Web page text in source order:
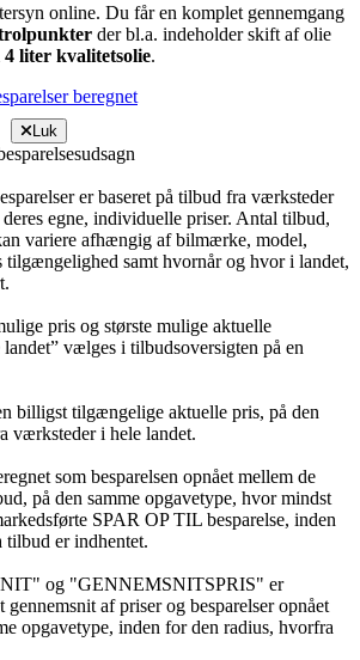
online. Du får en komplet gennemgang
der bl.a. indeholder skift af olie
4 liter kvalitetsolie.
beregnet
Luk
er baseret på tilbud fra værksteder
egne, individuelle priser. Antal tilbud,
variere afhængig af bilmærke, model,
tilgængelighed samt hvornår og hvor i landet,
pris og største mulige aktuelle
landet” vælges i tilbudsoversigten på en
billigst tilgængelige aktuelle pris, på den
værksteder i hele landet.
som besparelsen opnået mellem de
på den samme opgavetype, hvor mindst
SPAR OP TIL besparelse, inden
er indhentet.
og "GENNEMSNITSPRIS" er
gennemsnit af priser og besparelser opnået
opgavetype, inden for den radius, hvorfra